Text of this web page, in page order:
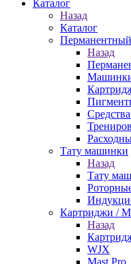
Каталог
Назад
Каталог
Назад
Машинки
Тату машинки
Назад
Тату
Картриджи /
Назад
WJX
Mast Pro